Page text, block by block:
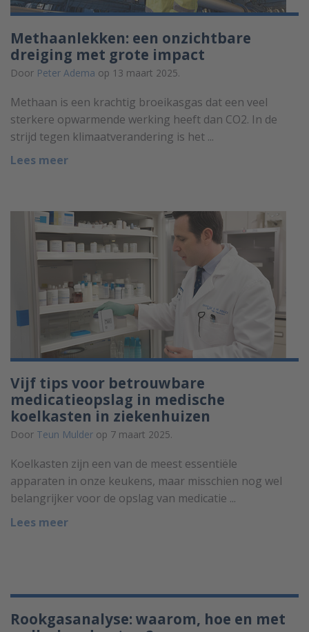
Methaanlekken: een onzichtbare
dreiging met grote impact
Door Peter Adema op 13 maart 2025.
Methaan is een krachtig broeikasgas dat een veel
sterkere opwarmende werking heeft dan CO2. In de
strijd tegen klimaatverandering is het ...
Lees meer
Vijf tips voor betrouwbare
medicatieopslag in medische
koelkasten in ziekenhuizen
Door Teun Mulder op 7 maart 2025.
Koelkasten zijn een van de meest essentiële
apparaten in onze keukens, maar misschien nog wel
belangrijker voor de opslag van medicatie ...
Lees meer
Rookgasanalyse: waarom, hoe en met